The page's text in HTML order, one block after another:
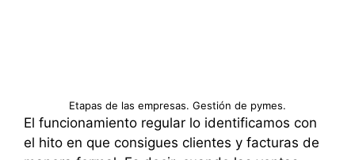
Etapas de las empresas. Gestión de pymes.
El funcionamiento regular lo identificamos con
el hito en que consigues clientes y facturas de